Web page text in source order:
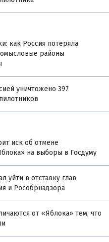
как Россия потеряла
районы
уничтожено 397
иск об отмене
на выборы в Госдуму
уйти в отставку глав
и Рособрнадзора
от «Яблока» тем, что